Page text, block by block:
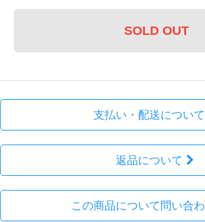
SOLD OUT
支払い・配送について
返品について
この商品について問い合